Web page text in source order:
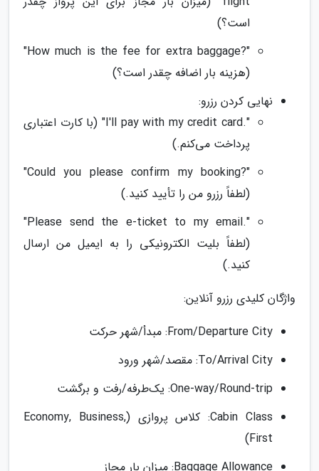
است؟)
"?How much is the fee for extra baggage"
(هزینه بار اضافه چقدر است؟)
نهایی کردن رزرو:
".I'll pay with my credit card" (با کارت اعتباری
پرداخت می‌کنم.)
"?Could you please confirm my booking"
(لطفاً رزرو من را تأیید کنید.)
".Please send the e-ticket to my email"
(لطفاً بلیت الکترونیکی را به ایمیل من ارسال
کنید.)
واژگان کلیدی رزرو آنلاین:
From/Departure City: مبدأ/شهر حرکت
To/Arrival City: مقصد/شهر ورود
One-way/Round-trip: یک‌طرفه/رفت و برگشت
Cabin Class: کلاس پروازی (Economy, Business,
First)
Baggage Allowance: میزان بار مجاز